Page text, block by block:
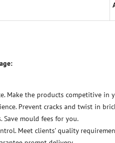
Make the products competitive in
Prevent cracks and twist in
Save mould fees for you.
Meet clients’ quality